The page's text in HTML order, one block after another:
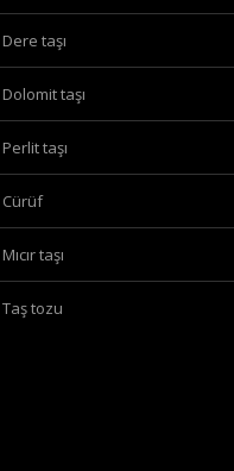
dere taşı
dolomit taşı
perlit taşı
cürüf
mıcır taşı
taş tozu